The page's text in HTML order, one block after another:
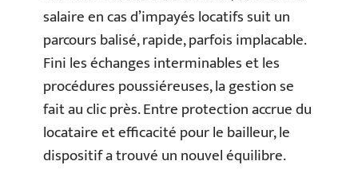
salaire en cas d’impayés locatifs suit un
parcours balisé, rapide, parfois implacable.
Fini les échanges interminables et les
procédures poussiéreuses, la gestion se
fait au clic près. Entre protection accrue du
locataire et efficacité pour le bailleur, le
dispositif a trouvé un nouvel équilibre.